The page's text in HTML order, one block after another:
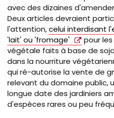
avec des dizaines
Deux articles devraient
l'attention,celui interdisant
'lait' ou 'fromage'
pour
végétale faits à base de
dans la nourriture
qui ré-autorise la vente de
relevant du domaine public,
longue date des jardiniers
d'espèces rares ou peu